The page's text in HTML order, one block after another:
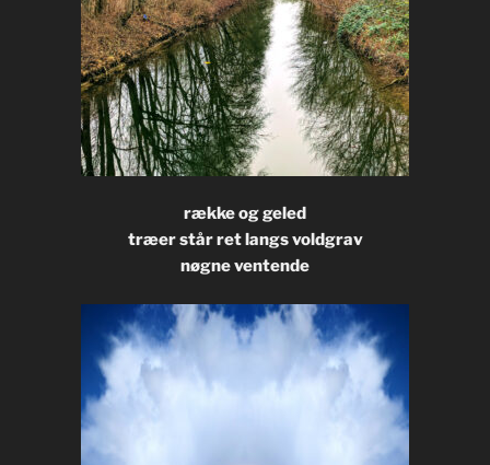
række og geled
træer står ret langs voldgrav
nøgne ventende